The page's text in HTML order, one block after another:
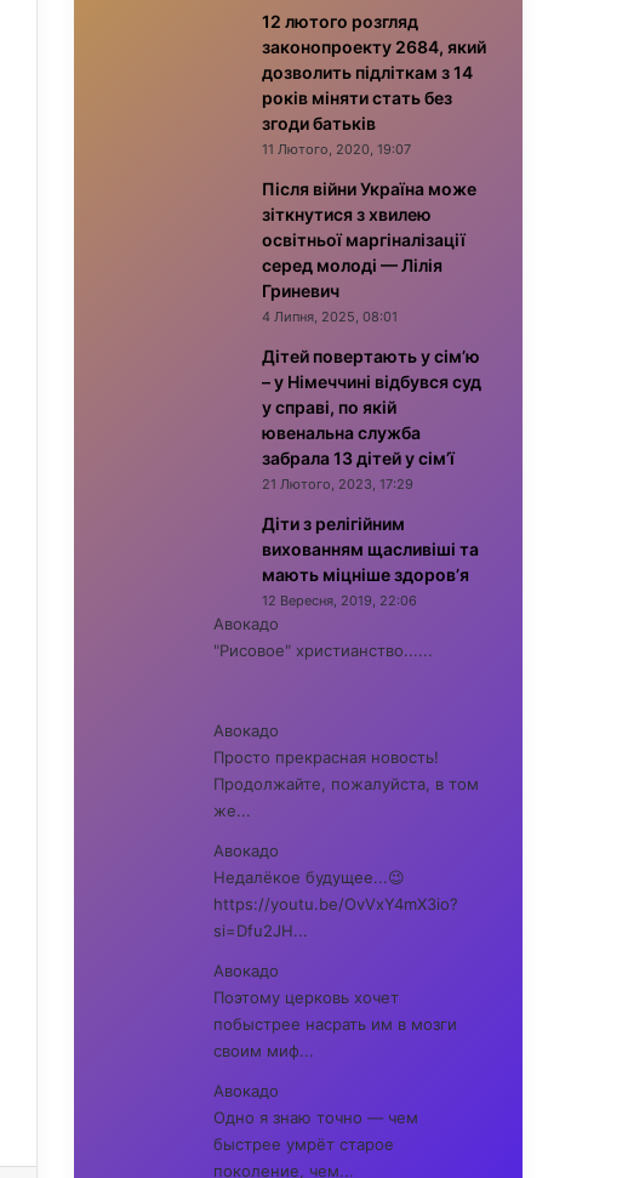
12 лютого розгляд
законопроекту 2684, який
дозволить підліткам з 14
років міняти стать без
згоди батьків
11 Лютого, 2020, 19:07
Після війни Україна може
зіткнутися з хвилею
освітньої маргіналізації
серед молоді — Лілія
Гриневич
4 Липня, 2025, 08:01
Дітей повертають у сім’ю
– у Німеччині відбувся суд
у справі, по якій
ювенальна служба
забрала 13 дітей у сім’ї
21 Лютого, 2023, 17:29
Діти з релігійним
вихованням щасливіші та
мають міцніше здоров’я
12 Вересня, 2019, 22:06
Авокадо
"Рисовое" христианство......
Авокадо
Просто прекрасная новость!
Продолжайте, пожалуйста, в том
же...
Авокадо
Недалёкое будущее...😉
https://youtu.be/OvVxY4mX3io?
si=Dfu2JH...
Авокадо
Поэтому церковь хочет
побыстрее насрать им в мозги
своим миф...
Авокадо
Одно я знаю точно — чем
быстрее умрёт старое
поколение, чем...